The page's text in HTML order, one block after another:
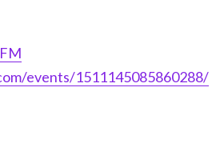
events/1511145085860288/